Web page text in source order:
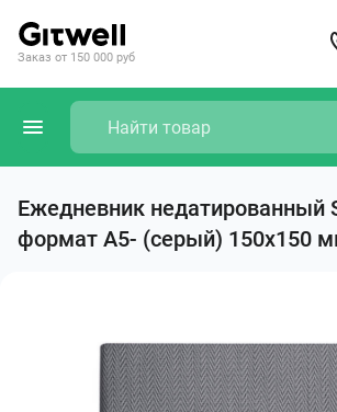
Заказ от 150 000 руб
Ежедневник недатированный
формат А5- (серый) 150х150